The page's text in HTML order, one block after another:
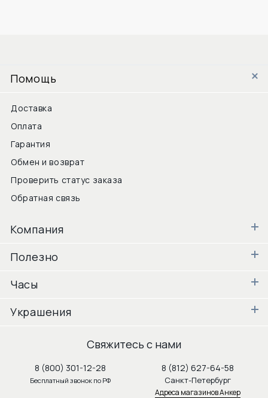
Помощь
Доставка
Оплата
Гарантия
Обмен и возврат
Проверить статус заказа
Обратная связь
Компания
Полезно
Часы
Украшения
Свяжитесь с нами
8 (800) 301-12-28
Бесплатный звонок по РФ
8 (812) 627-64-58
Санкт-Петербург
Адреса магазинов Анкер